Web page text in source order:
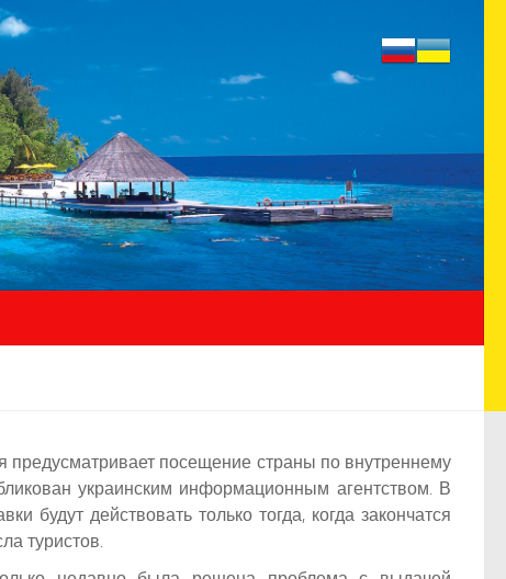
посещение страны по внутреннему
украинским информационным агентством. В
будут действовать только тогда, когда закончатся
туристов.